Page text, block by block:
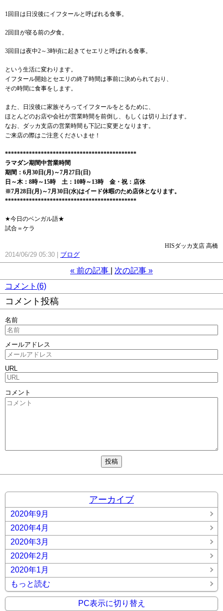
1回目は日没後にイフタールと呼ばれる食事。
2回目が寝る前の夕食。
3回目は夜中2～3時頃に起きてセエリと呼ばれる食事。
という生活に変わります。
イフタール開始とセエリの終了時間は事前に決められており、
その時間に食事をします。
また、日没後に家族そろってイフタールをとるために、
ほとんどのお店や会社が営業時間を前倒し、もしくは切り上げます。
なお、ダッカ支店の営業時間も下記に変更となります。
ご来店の際はご注意くださいませ！
********************************************
ラマダン期間中営業時間
期間：6月30日(月)～7月27日(日)
日～木：8時～15時 土：10時～13時 金・祝：店休
※7月28日(月)～7月30日(水)はイード休暇のため店休となります。
********************************************
★今日のベンガル語★
試合＝ケラ
HISダッカ支店 高橋
2014/06/29 05:30 ブログ
« 前の記事 次の記事 »
コメント(6)
コメント投稿
名前
メールアドレス
URL
コメント
アーカイブ
2020年9月
2020年4月
2020年3月
2020年2月
2020年1月
もっと読む
PC表示に切り替え